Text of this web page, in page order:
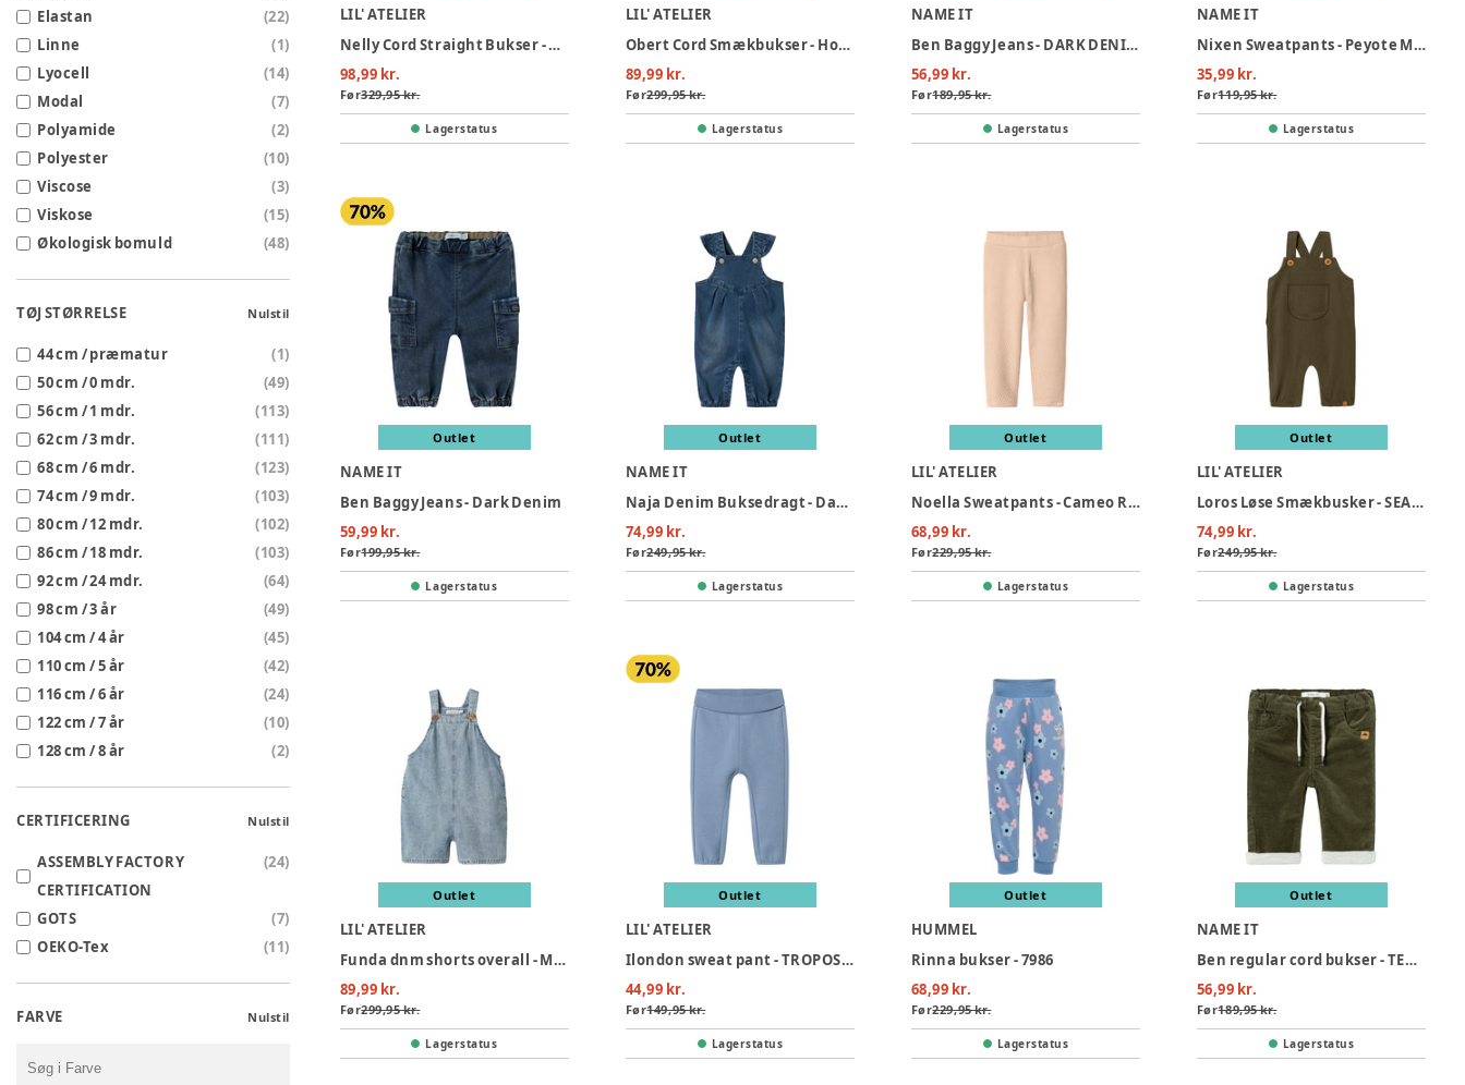
Elastan
(22)
Linne
(1)
Lyocell
(14)
Modal
(7)
Polyamide
(2)
Polyester
(10)
Viscose
(3)
Viskose
(15)
Økologisk bomuld
(48)
TØJ STØRRELSE Nulstil
44 cm / præmatur (1)
50 cm / 0 mdr.
(49)
56 cm / 1 mdr.
(113)
62 cm / 3 mdr.
(111)
68 cm / 6 mdr.
(123)
74 cm / 9 mdr.
(103)
80 cm / 12 mdr.
(102)
86 cm / 18 mdr.
(103)
92 cm / 24 mdr.
(64)
98 cm / 3 år
(49)
104 cm / 4 år
(45)
110 cm / 5 år
(42)
116 cm / 6 år
(24)
122 cm / 7 år
(10)
128 cm / 8 år
(2)
CERTIFICERING Nulstil
ASSEMBLY FACTORY
CERTIFICATION
(24)
GOTS (7)
OEKO-Tex
(11)
FARVE Nulstil
LIL' ATELIER
Nelly Cord Straight Bukser - Cameo Rose
98,99 kr.
Før329,95 kr.
Lagerstatus
LIL' ATELIER
Obert Cord Smækbukser - Hot Chocolate
89,99 kr.
Før299,95 kr.
Lagerstatus
NAME IT
Ben Baggy Jeans - DARK DENIM
56,99 kr.
Før189,95 kr.
Lagerstatus
NAME IT
Nixen Sweatpants - Peyote Melange
35,99 kr.
Før119,95 kr.
Lagerstatus
Outlet
NAME IT
Ben Baggy Jeans - Dark Denim
59,99 kr.
Før199,95 kr.
Lagerstatus
Outlet
NAME IT
Naja Denim Buksedragt - Dark Denim
74,99 kr.
Før249,95 kr.
Lagerstatus
Outlet
LIL' ATELIER
Noella Sweatpants - Cameo Rose
68,99 kr.
Før229,95 kr.
Lagerstatus
Outlet
LIL' ATELIER
Loros Løse Smækbusker - SEA TURTLE
74,99 kr.
Før249,95 kr.
Lagerstatus
Outlet
LIL' ATELIER
Funda dnm shorts overall - MEDIUMBLUE
89,99 kr.
Før299,95 kr.
Lagerstatus
Outlet
LIL' ATELIER
Ilondon sweat pant - TROPOSPHER
44,99 kr.
Før149,95 kr.
Lagerstatus
Outlet
HUMMEL
Rinna bukser - 7986
68,99 kr.
Før229,95 kr.
Lagerstatus
Outlet
NAME IT
Ben regular cord bukser - TEA LEAF
56,99 kr.
Før189,95 kr.
Lagerstatus